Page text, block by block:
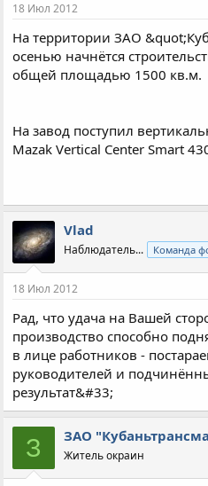
18 Июл 2012
На территории ЗАО
осенью начнётся
общей площадью 1500 кв.м.
На завод поступил
Mazak Vertical Center Smart
Vlad
Наблюдатель... Команда
18 Июл 2012
Рад, что удача на Вашей
производство способно
в лице работников -
руководителей и
результат&#33;
З ЗАО
Житель окраин